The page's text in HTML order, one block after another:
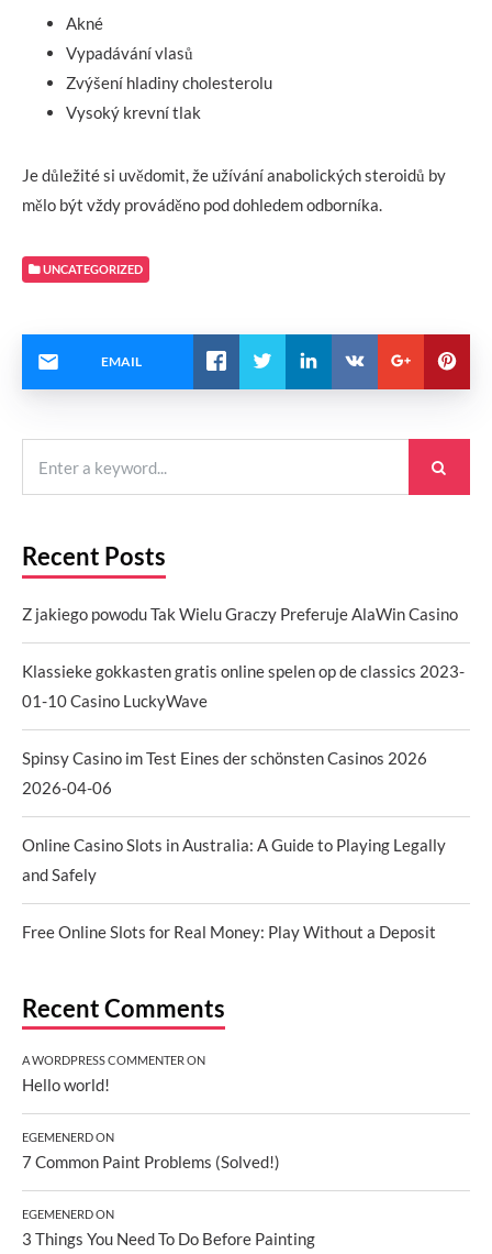
Akné
Vypadávání vlasů
Zvýšení hladiny cholesterolu
Vysoký krevní tlak
Je důležité si uvědomit, že užívání anabolických steroidů by
mělo být vždy prováděno pod dohledem odborníka.
UNCATEGORIZED
EMAIL
Recent Posts
Z jakiego powodu Tak Wielu Graczy Preferuje AlaWin Casino
Klassieke gokkasten gratis online spelen op de classics 2023-
01-10 Casino LuckyWave
Spinsy Casino im Test Eines der schönsten Casinos 2026
2026-04-06
Online Casino Slots in Australia: A Guide to Playing Legally
and Safely
Free Online Slots for Real Money: Play Without a Deposit
Recent Comments
A WORDPRESS COMMENTERON
Hello world!
EGEMENERDON
7 Common Paint Problems (Solved!)
EGEMENERDON
3 Things You Need To Do Before Painting